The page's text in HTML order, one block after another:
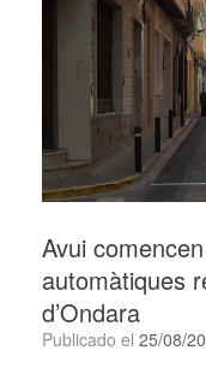
Avui
automàtiques
d’Ondara
Publicado el 25/08/